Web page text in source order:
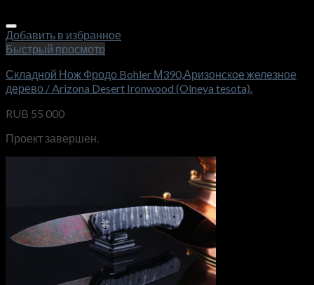
Добавить в избранное
Быстрый просмотр
Складной Нож Фродо Bohler М390,Аризонское железное
дерево / Arizona Desert Ironwood (Olneya tesota).
RUB 55 000
Проект завершен.